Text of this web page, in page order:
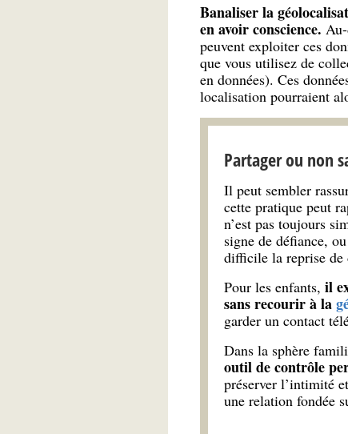
Banaliser la
en avoir conscience.
peuvent exploiter ces
que vous utilisez de
en données). Ces
localisation pourraient
Partager ou non
Il peut sembler
cette pratique peut
n’est pas toujours
signe de défiance,
difficile la reprise de
Pour les enfants, il
sans recourir à la
garder un contact
Dans la sphère
outil de contrôle
préserver l’intimité
une relation fondée